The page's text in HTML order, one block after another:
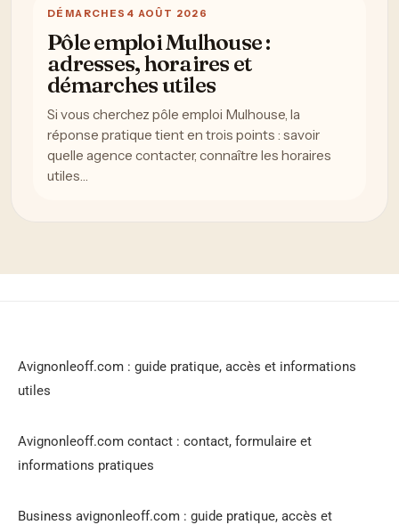
DÉMARCHES 4 AOÛT 2026
Pôle emploi Mulhouse :
adresses, horaires et
démarches utiles
Si vous cherchez pôle emploi Mulhouse, la
réponse pratique tient en trois points : savoir
quelle agence contacter, connaître les horaires
utiles…
Avignonleoff.com : guide pratique, accès et informations
utiles
Avignonleoff.com contact : contact, formulaire et
informations pratiques
Business avignonleoff.com : guide pratique, accès et